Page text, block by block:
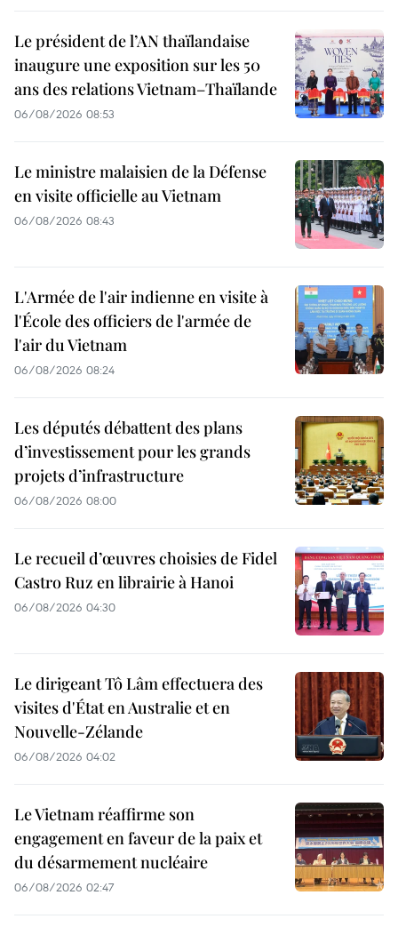
Le président de l’AN thaïlandaise
inaugure une exposition sur les 50
ans des relations Vietnam–Thaïlande
06/08/2026 08:53
Le ministre malaisien de la Défense
en visite officielle au Vietnam
06/08/2026 08:43
L'Armée de l'air indienne en visite à
l'École des officiers de l'armée de
l'air du Vietnam
06/08/2026 08:24
Les députés débattent des plans
d’investissement pour les grands
projets d’infrastructure
06/08/2026 08:00
Le recueil d’œuvres choisies de Fidel
Castro Ruz en librairie à Hanoi
06/08/2026 04:30
Le dirigeant Tô Lâm effectuera des
visites d'État en Australie et en
Nouvelle-Zélande
06/08/2026 04:02
Le Vietnam réaffirme son
engagement en faveur de la paix et
du désarmement nucléaire
06/08/2026 02:47